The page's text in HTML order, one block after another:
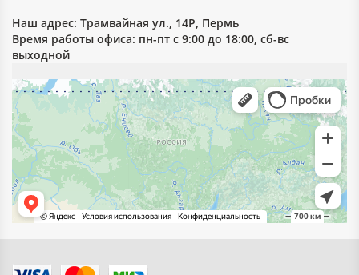
Наш адрес: Трамвайная ул., 14Р, Пермь
Время работы офиса: пн-пт с 9:00 до 18:00, сб-вс
выходной